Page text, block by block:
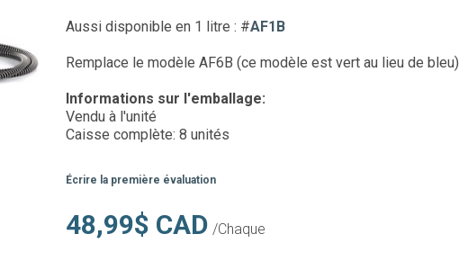
Aussi disponible en 1 litre : #AF1B
Remplace le modèle AF6B (ce modèle est vert au lieu de bleu)
Informations sur l'emballage:
Vendu à l'unité
Caisse complète: 8 unités
Écrire la première évaluation
48,99$ CAD /Chaque